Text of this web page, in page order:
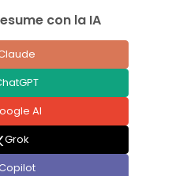
con la IA
AI
Grok